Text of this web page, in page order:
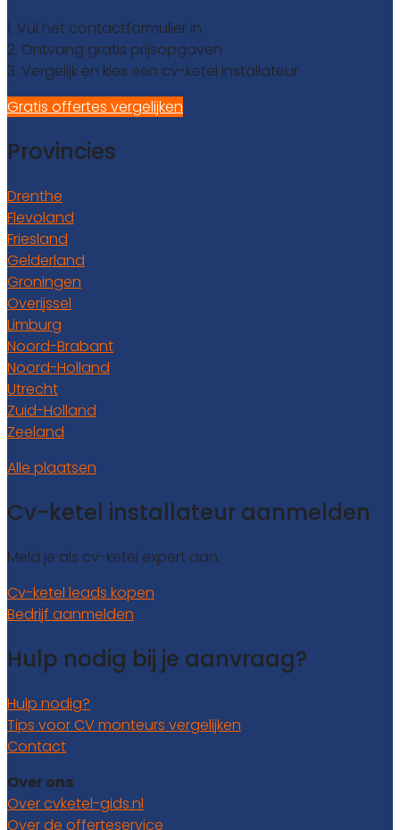
1. Vul het contactformulier in
2. Ontvang gratis prijsopgaven
3. Vergelijk en kies een cv-ketel installateur
Gratis offertes vergelijken
Provincies
Drenthe
Flevoland
Friesland
Gelderland
Groningen
Overijssel
Limburg
Noord-Brabant
Noord-Holland
Utrecht
Zuid-Holland
Zeeland
Alle plaatsen
Cv-ketel installateur aanmelden
Meld je als cv-ketel expert aan.
Cv-ketel leads kopen
Bedrijf aanmelden
Hulp nodig bij je aanvraag?
Hulp nodig?
Tips voor CV monteurs vergelijken
Contact
Over ons
Over cvketel-gids.nl
Over de offerteservice